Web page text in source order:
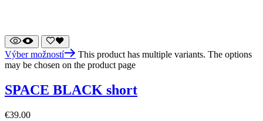
Výber možností
This product has multiple variants. The options
may be chosen on the product page
SPACE BLACK short
€39.00